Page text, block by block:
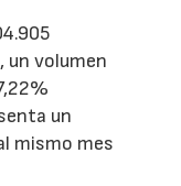
un volumen
un
mismo mes